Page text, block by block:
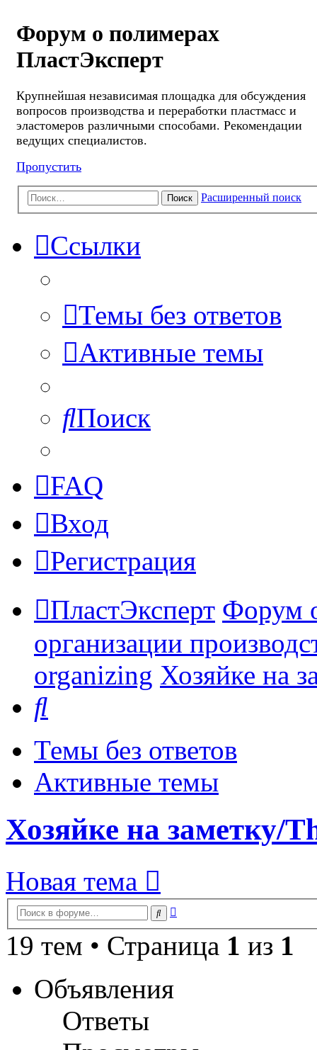
Форум о полимерах
ПластЭксперт
Крупнейшая независимая площадка для обсуждения
вопросов производства и переработки пластмасс и
эластомеров различными способами. Рекомендации
ведущих специалистов.
Пропустить
Поиск Расширенный поиск
Ссылки
Темы без ответов
Активные темы
Поиск
FAQ
Вход
Регистрация
ПластЭксперт Форум
организации
organizing Хозяйке на
Темы без ответов
Активные темы
Хозяйке на заметку/
Новая тема
Поиск
19 тем • Страница 1 из 1
Объявления
Ответы